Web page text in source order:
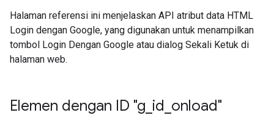
Halaman referensi ini menjelaskan API atribut data HTML
Login dengan Google, yang digunakan untuk menampilkan
tombol Login Dengan Google atau dialog Sekali Ketuk di
halaman web.
Elemen dengan ID "g id onload"